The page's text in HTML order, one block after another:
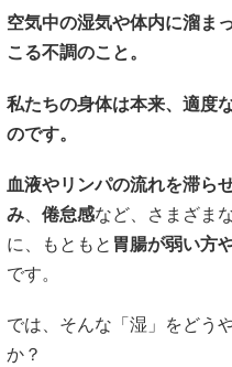
空気中の湿気や体内に溜ま
こる不調のこと。
私たちの身体は本来、適度
のです。
血液やリンパの流れを滞ら
み
倦怠感など、さまざま
に、もともと 胃腸が弱い方
です。
では、そんな「湿」をどう
か？